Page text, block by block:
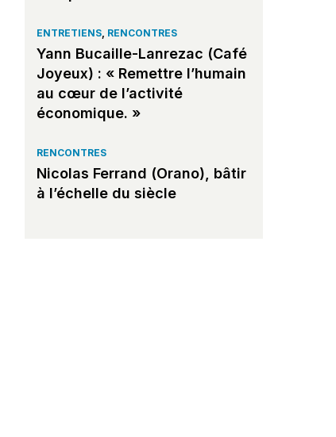
ENTRETIENS, RENCONTRES
Yann Bucaille-Lanrezac (Café
Joyeux) : « Remettre l’humain
au cœur de l’activité
économique. »
RENCONTRES
Nicolas Ferrand (Orano), bâtir
à l’échelle du siècle